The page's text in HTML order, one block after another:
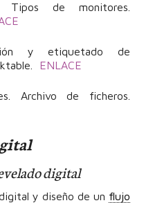
Tipos de monitores.
y etiquetado de
ENLACE
Archivo de ficheros.
digital
y diseño de un flujo